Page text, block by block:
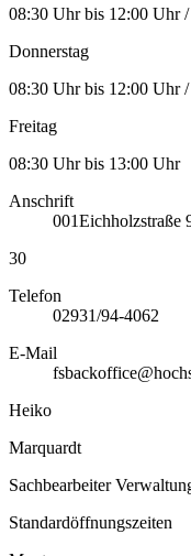
08:30 Uhr bis 12:00 Uhr
Donnerstag
08:30 Uhr bis 12:00 Uhr
Freitag
08:30 Uhr bis 13:00 Uhr
Anschrift
001Eichholzstraße
30
Telefon
02931/94-4062
E-Mail
Heiko
Marquardt
Sachbearbeiter
Standardöffnungszeiten